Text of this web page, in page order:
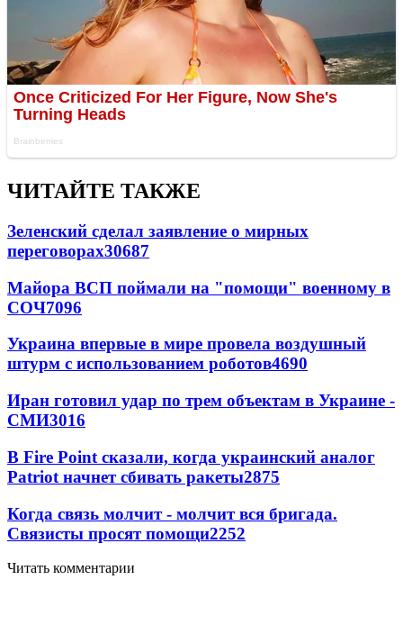
ЧИТАЙТЕ ТАКЖЕ
Зеленский сделал заявление о мирных
переговорах30687
Майора ВСП поймали на "помощи" военному в
СОЧ7096
Украина впервые в мире провела воздушный
штурм с использованием роботов4690
Иран готовил удар по трем объектам в Украине -
СМИ3016
В Fire Point сказали, когда украинский аналог
Patriot начнет сбивать ракеты2875
Когда связь молчит - молчит вся бригада.
Связисты просят помощи2252
Читать комментарии